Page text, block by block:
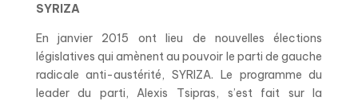
SYRIZA
En janvier 2015 ont lieu de nouvelles élections
législatives qui amènent au pouvoir le parti de gauche
radicale anti-austérité, SYRIZA. Le programme du
leader du parti, Alexis Tsipras, s’est fait sur la